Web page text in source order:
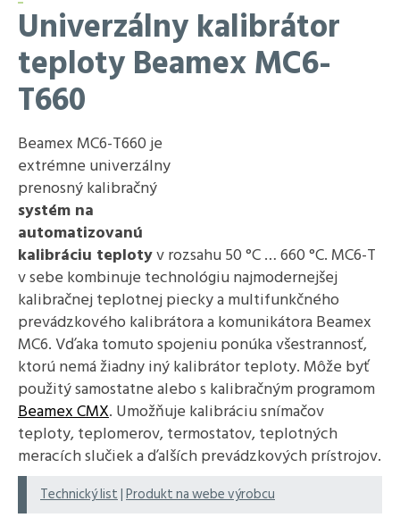
Univerzálny kalibrátor
teploty Beamex MC6-
T660
Beamex MC6-T660 je
extrémne univerzálny
prenosný kalibračný
systém na
automatizovanú
kalibráciu teplotyv rozsahu 50 °C … 660 °C. MC6-T
v sebe kombinuje technológiu najmodernejšej
kalibračnej teplotnej piecky a multifunkčného
prevádzkového kalibrátora a komunikátora Beamex
MC6. Vďaka tomuto spojeniu ponúka všestrannosť,
ktorú nemá žiadny iný kalibrátor teploty. Môže byť
použitý samostatne alebo s kalibračným programom
Beamex CMX. Umožňuje kalibráciu snímačov
teploty, teplomerov, termostatov, teplotných
meracích slučiek a ďalších prevádzkových prístrojov.
Technický list|Produkt na webe výrobcu